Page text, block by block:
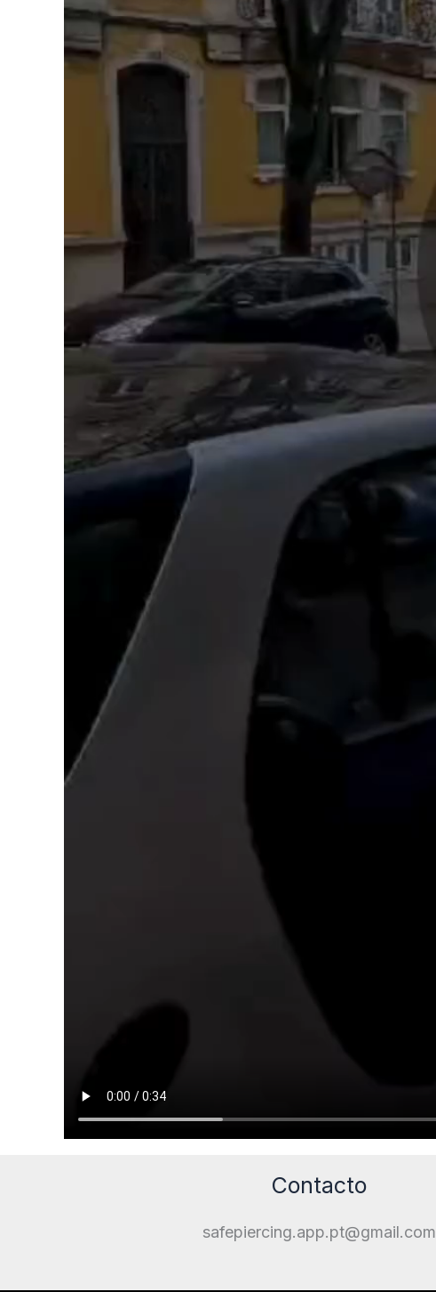
Contacto
safepiercing.app.pt@gmail.com